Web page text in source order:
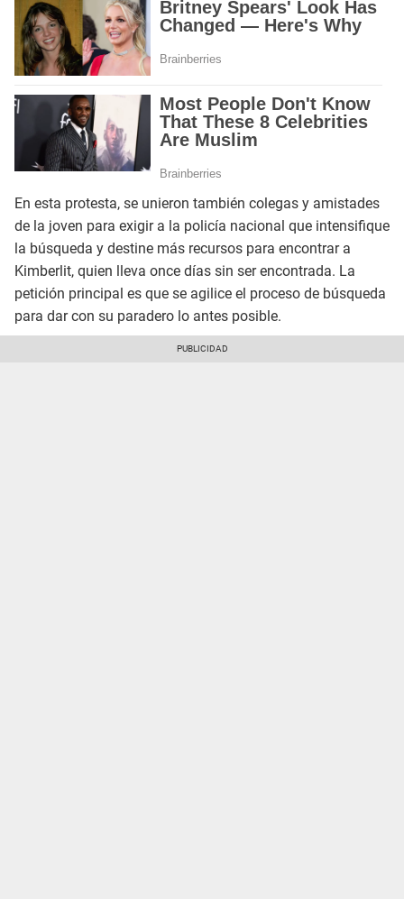
En esta protesta, se unieron también colegas y amistades
de la joven para exigir a la policía nacional que intensifique
la búsqueda y destine más recursos para encontrar a
Kimberlit, quien lleva once días sin ser encontrada. La
petición principal es que se agilice el proceso de búsqueda
para dar con su paradero lo antes posible.